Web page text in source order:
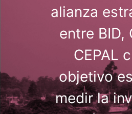
alianza
entre BID,
CEPAL
objetivo
medir la